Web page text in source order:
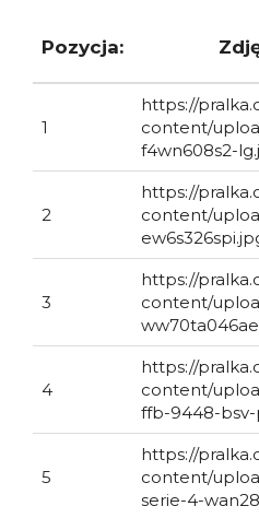
Pozycja:
1
https://
content/
f4wn608s2-
2
https://
content/
3
https://
content/
4
https://
content/
ffb-9448-bsv-
5
https://
content/
serie-4-